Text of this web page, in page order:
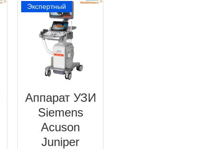
Экспертный
Аппарат УЗИ
Siemens
Acuson
Juniper